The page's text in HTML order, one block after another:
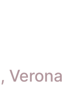
Verona